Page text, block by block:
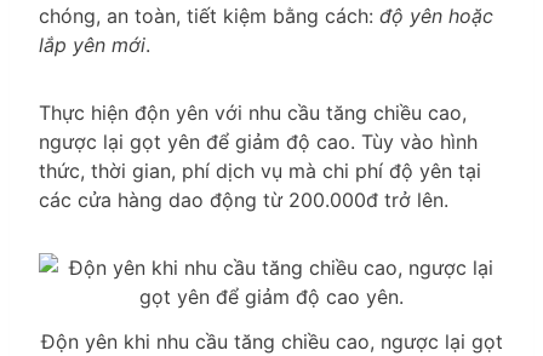
chóng, an toàn, tiết kiệm bằng cách: độ yên hoặc
lắp yên mới.
Thực hiện độn yên với nhu cầu tăng chiều cao,
ngược lại gọt yên để giảm độ cao. Tùy vào hình
thức, thời gian, phí dịch vụ mà chi phí độ yên tại
các cửa hàng dao động từ 200.000đ trở lên.
Độn yên khi nhu cầu tăng chiều cao, ngược lại gọt